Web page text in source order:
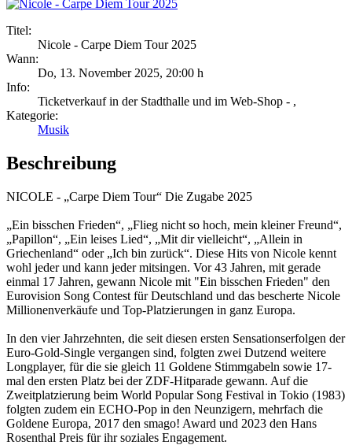
Titel:
Nicole - Carpe Diem Tour 2025
Wann:
Do, 13. November 2025, 20:00 h
Info:
Ticketverkauf in der Stadthalle und im Web-Shop - ,
Kategorie:
Musik
Beschreibung
NICOLE - „Carpe Diem Tour“ Die Zugabe 2025
„Ein bisschen Frieden“, „Flieg nicht so hoch, mein kleiner Freund“,
„Papillon“, „Ein leises Lied“, „Mit dir vielleicht“, „Allein in
Griechenland“ oder „Ich bin zurück“. Diese Hits von Nicole kennt
wohl jeder und kann jeder mitsingen. Vor 43 Jahren, mit gerade
einmal 17 Jahren, gewann Nicole mit "Ein bisschen Frieden" den
Eurovision Song Contest für Deutschland und das bescherte Nicole
Millionenverkäufe und Top-Platzierungen in ganz Europa.
In den vier Jahrzehnten, die seit diesen ersten Sensationserfolgen der
Euro-Gold-Single vergangen sind, folgten zwei Dutzend weitere
Longplayer, für die sie gleich 11 Goldene Stimmgabeln sowie 17-
mal den ersten Platz bei der ZDF-Hitparade gewann. Auf die
Zweitplatzierung beim World Popular Song Festival in Tokio (1983)
folgten zudem ein ECHO-Pop in den Neunzigern, mehrfach die
Goldene Europa, 2017 den smago! Award und 2023 den Hans
Rosenthal Preis für ihr soziales Engagement.